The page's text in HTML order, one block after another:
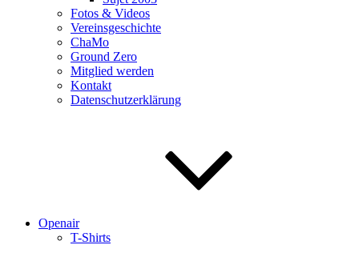
Fotos & Videos
Vereinsgeschichte
ChaMo
Ground Zero
Mitglied werden
Kontakt
Datenschutzerklärung
Openair
T-Shirts